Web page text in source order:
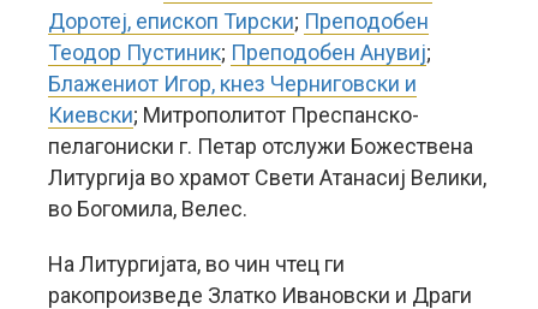
Доротеј, епископ Тирски; Преподобен
Теодор Пустиник; Преподобен Анувиј;
Блажениот Игор, кнез Черниговски и
Киевски; Митрополитот Преспанско-
пелагониски г. Петар отслужи Божествена
Литургија во храмот Свети Атанасиј Велики,
во Богомила, Велес.
На Литургијата, во чин чтец ги
ракопроизведе Златко Ивановски и Драги